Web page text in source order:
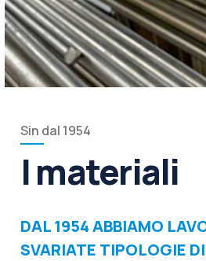
Sin dal 1954
I materiali
DAL 1954 ABBIAMO
SVARIATE TIPOLOGIE DI